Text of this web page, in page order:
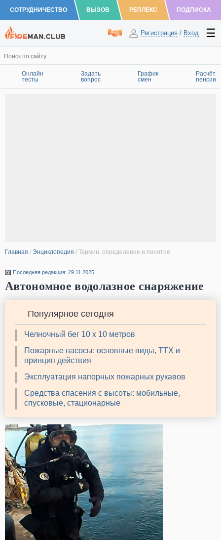
СОТРУДНИЧЕСТВО ВЫЗОВ РЕПЛЕКС ПОДПИСКА
Регистрация / Вход
Онлайн
тесты
Задать
вопрос
График
смен
Расчёт
пенсии
Главная / Энциклопедия / Термин, определение и понятие
Последняя редакция: 29.11.2025
Автономное водолазное снаряжение
Популярное сегодня
Челночный бег 10 х 10 метров
Пожарные насосы: основные виды, ТТХ и
принцип действия
Эксплуатация напорных пожарных рукавов
Средства спасения с высоты: мобильные,
спусковые, стационарные